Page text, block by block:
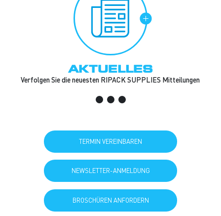
AKTUELLES
Verfolgen Sie die neuesten RIPACK SUPPLIES Mitteilungen
TERMIN VEREINBAREN
NEWSLETTER-ANMELDUNG
BROSCHÜREN ANFORDERN